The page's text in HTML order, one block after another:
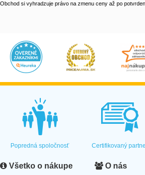
Obchod si vyhradzuje právo na zmenu ceny až po
Popredná spoločnosť Certifikovaný
Všetko o nákupe O nás